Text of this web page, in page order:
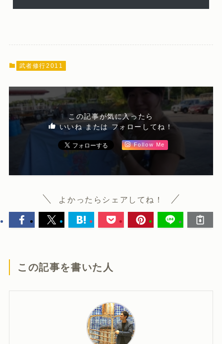
武者修行2011
この記事が気に入ったら
いいね または フォローしてね！
Follow Me
よかったらシェアしてね！
この記事を書いた人